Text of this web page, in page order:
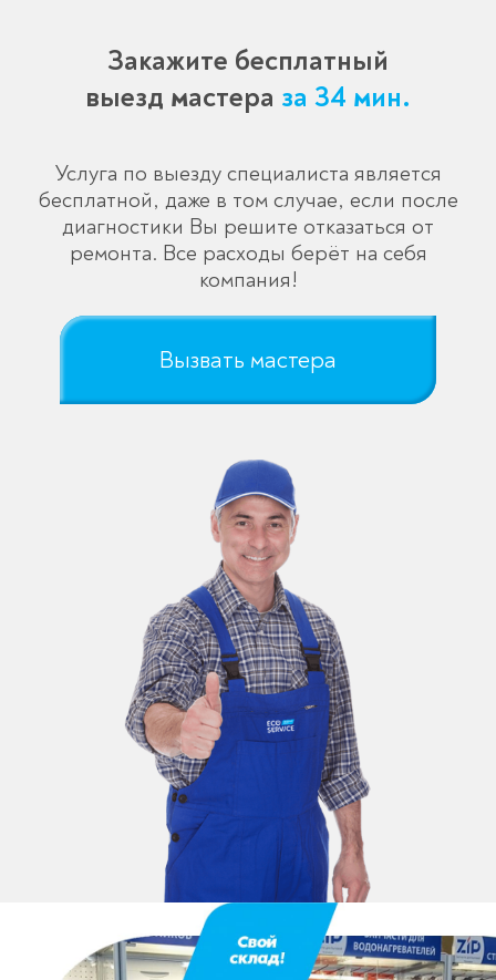
Закажите бесплатный
выезд мастера за 34 мин.
Услуга по выезду специалиста является
бесплатной, даже в том случае, если после
диагностики Вы решите отказаться от
ремонта. Все расходы берёт на себя
компания!
Вызвать мастера